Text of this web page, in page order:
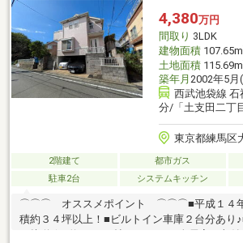
4,380万円
間取り 3LDK
建物面積107.65m
土地面積115.69m
築年月 2002年5月
西武池袋線 石
分/「土支田二丁
東京都練馬区
2階建て 都市ガス
駐車2台
システムキッチン
⌒⌒⌒ オススメポイント ⌒⌒⌒■平成１４年
積約３４坪以上！■ビルトイン車庫２台分あり